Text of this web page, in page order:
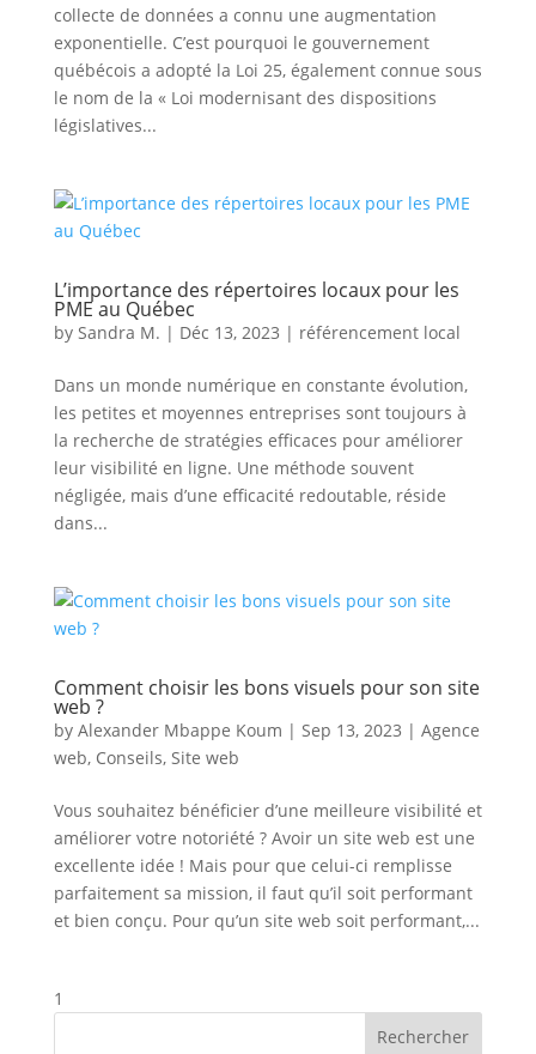
collecte de données a connu une augmentation
exponentielle. C’est pourquoi le gouvernement
québécois a adopté la Loi 25, également connue sous
le nom de la « Loi modernisant des dispositions
législatives...
L’importance des répertoires locaux pour les
PME au Québec
by Sandra M. | Déc 13, 2023 | référencement local
Dans un monde numérique en constante évolution,
les petites et moyennes entreprises sont toujours à
la recherche de stratégies efficaces pour améliorer
leur visibilité en ligne. Une méthode souvent
négligée, mais d’une efficacité redoutable, réside
dans...
Comment choisir les bons visuels pour son site
web ?
by Alexander Mbappe Koum | Sep 13, 2023 | Agence
web, Conseils, Site web
Vous souhaitez bénéficier d’une meilleure visibilité et
améliorer votre notoriété ? Avoir un site web est une
excellente idée ! Mais pour que celui-ci remplisse
parfaitement sa mission, il faut qu’il soit performant
et bien conçu. Pour qu’un site web soit performant,...
1